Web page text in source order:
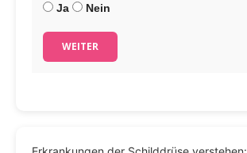
Ja
Nein
WEITER